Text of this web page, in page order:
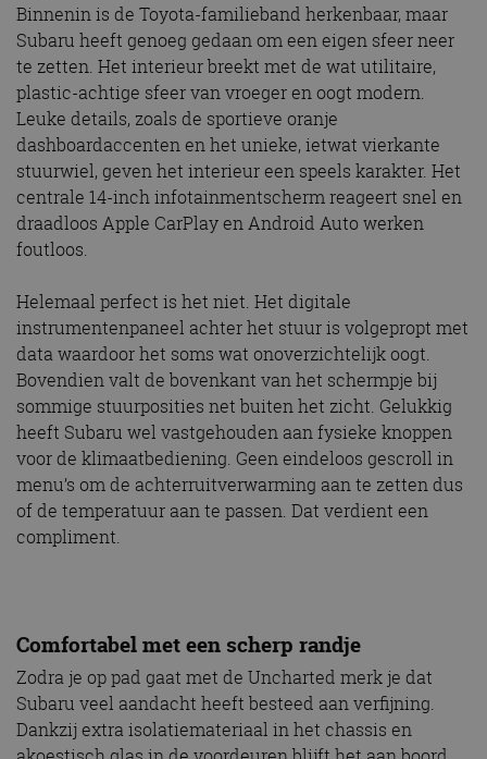
Binnenin is de Toyota-familieband herkenbaar, maar
Subaru heeft genoeg gedaan om een eigen sfeer neer
te zetten. Het interieur breekt met de wat utilitaire,
plastic-achtige sfeer van vroeger en oogt modern.
Leuke details, zoals de sportieve oranje
dashboardaccenten en het unieke, ietwat vierkante
stuurwiel, geven het interieur een speels karakter. Het
centrale 14-inch infotainmentscherm reageert snel en
draadloos Apple CarPlay en Android Auto werken
foutloos.
Helemaal perfect is het niet. Het digitale
instrumentenpaneel achter het stuur is volgepropt met
data waardoor het soms wat onoverzichtelijk oogt.
Bovendien valt de bovenkant van het schermpje bij
sommige stuurposities net buiten het zicht. Gelukkig
heeft Subaru wel vastgehouden aan fysieke knoppen
voor de klimaatbediening. Geen eindeloos gescroll in
menu’s om de achterruitverwarming aan te zetten dus
of de temperatuur aan te passen. Dat verdient een
compliment.
Comfortabel met een scherp randje
Zodra je op pad gaat met de Uncharted merk je dat
Subaru veel aandacht heeft besteed aan verfijning.
Dankzij extra isolatiemateriaal in het chassis en